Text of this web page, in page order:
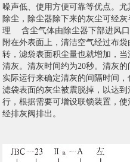
噪声低、使用方便可靠等优点。
除尘，除尘器除下来的灰尘可经
理 含尘气体由除尘器下部进风口
附在外表面上，清洁空气经过布
转，滤袋表面积尘量也就增加，
清灰。清灰时间约为20秒。清灰
实际运行来确定清灰的间隔时间
滤袋表面的灰尘被震脱掉，以达
行，根据需要可增设联锁装置，
经排灰阀排出。